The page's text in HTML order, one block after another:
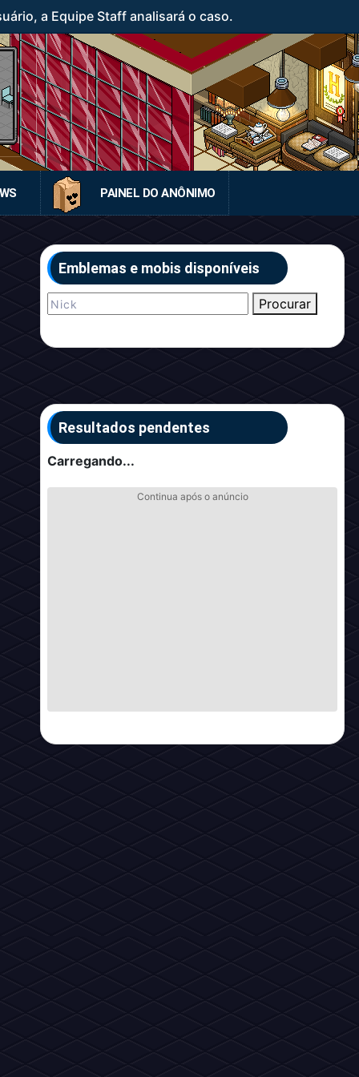
a Equipe Staff analisará o caso.
PAINEL DO ANÔNIMO
Emblemas e mobis disponíveis
Procurar
Resultados pendentes
Carregando...